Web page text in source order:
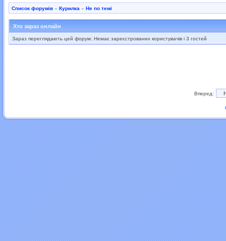
Список форумів » Курилка » Не по темі
Хто зараз онлайн
Зараз переглядають цей форум: Немає зареєстрованих користувачів і 3 гостей
Вперед: